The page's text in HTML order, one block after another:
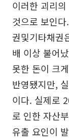
이러한 괴리
것으로 보인
권및기타채권
배 이상 불어
못한 돈이 크
반영됐지만,
이다. 실제로
로 인한 자산
유출 요인이